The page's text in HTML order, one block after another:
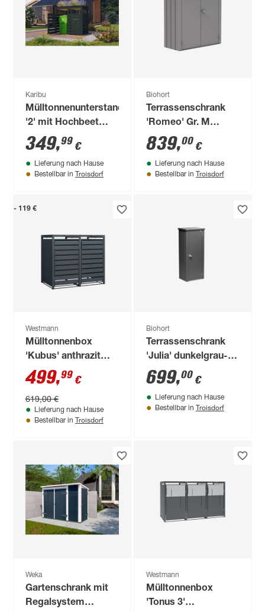
Karibu
Mülltonnenunterstand
'2' mit Hochbeet
anthrazit 158,2 x
142,6 x 87,6 cm
349,99 €
Lieferung nach Hause
Bestellbar in Troisdorf
Biohort
Terrassenschrank
'Romeo' Gr. M
quarzgrau-metallic
132 x 140 x 57 cm
839,00 €
Lieferung nach Hause
Bestellbar in Troisdorf
- 119 €
Westmann
Mülltonnenbox
'Kubus' anthrazit
Stahl 132 x 80 x 116
cm
499,99 €
619,00 €
Lieferung nach Hause
Bestellbar in Troisdorf
Biohort
Terrassenschrank
'Julia' dunkelgrau-
metallic Gr. M High
699,00 €
Lieferung nach Hause
Bestellbar in Troisdorf
Weka
Gartenschrank mit
Regalsystem
Westmann
Mülltonnenbox
'Tonus 3'